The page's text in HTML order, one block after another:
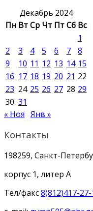
Декабрь 2024
Пн ВтСр Чт ПтСб Вс
1
2
3 4 5 6 7
8
9
10 11 12 13 14 15
16 17 18 19 20 21 22
23 24 25 26 27 28 29
30 31
« Ноя Янв »
Контакты
198259, Санкт-
корпус 1, литер А
Тел/факс8(812)417-27-